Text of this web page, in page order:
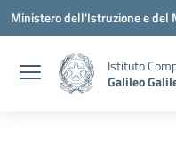
Vai ai contenuti
Vai al menu di navigazione
Vai al footer
Ministero dell'Istruzione e del
Istituto
Galileo